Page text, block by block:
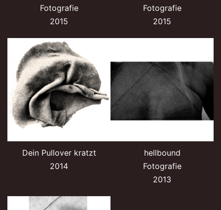
Fotografie
2015
Fotografie
2015
Dein Pullover kratzt
2014
hellbound
Fotografie
2013